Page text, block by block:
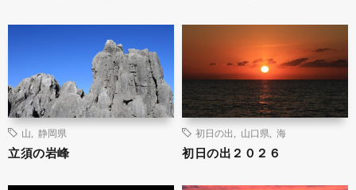
山 静岡県
立須の岩峰
初日の出 山口県 海
初日の出２０２６